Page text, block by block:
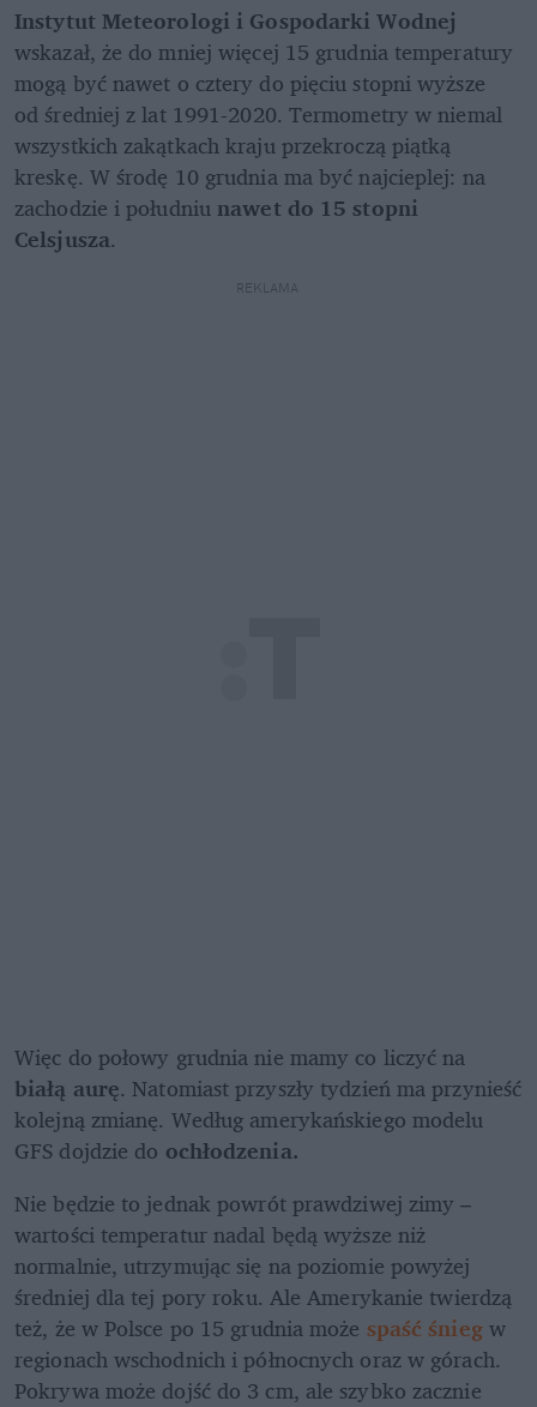
Instytut Meteorologi i Gospodarki Wodnej
wskazał, że do mniej więcej 15 grudnia temperatury
mogą być nawet o cztery do pięciu stopni wyższe
od średniej z lat 1991-2020. Termometry w niemal
wszystkich zakątkach kraju przekroczą piątką
kreskę. W środę 10 grudnia ma być najcieplej: na
zachodzie i południu nawet do 15 stopni
Celsjusza.
REKLAMA
białą aurę. Natomiast przyszły tydzień ma przynieść
kolejną zmianę. Według amerykańskiego modelu
GFS dojdzie do ochłodzenia.
Nie będzie to jednak powrót prawdziwej zimy –
wartości temperatur nadal będą wyższe niż
normalnie, utrzymując się na poziomie powyżej
średniej dla tej pory roku. Ale Amerykanie twierdzą
też, że w Polsce po 15 grudnia może spaść śnieg w
regionach wschodnich i północnych oraz w górach.
Pokrywa może dojść do 3 cm, ale szybko zacznie